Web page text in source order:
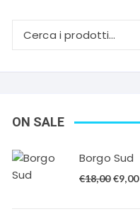
ON SALE
Borgo Sud
€18,00 Il
€9,00Il